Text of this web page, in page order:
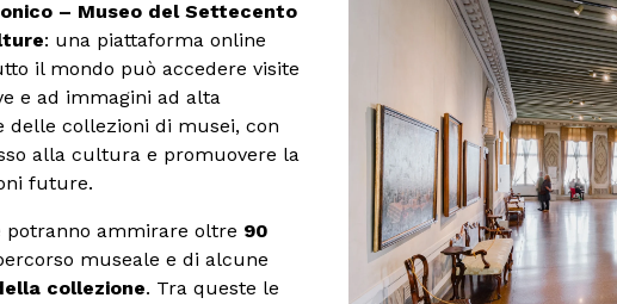
– Museo del Settecento
: una piattaforma online
il mondo può accedere visite
e ad immagini ad alta
delle collezioni di musei, con
alla cultura e promuovere la
future.
ammirare oltre 90
museale e di alcune
collezione. Tra queste le